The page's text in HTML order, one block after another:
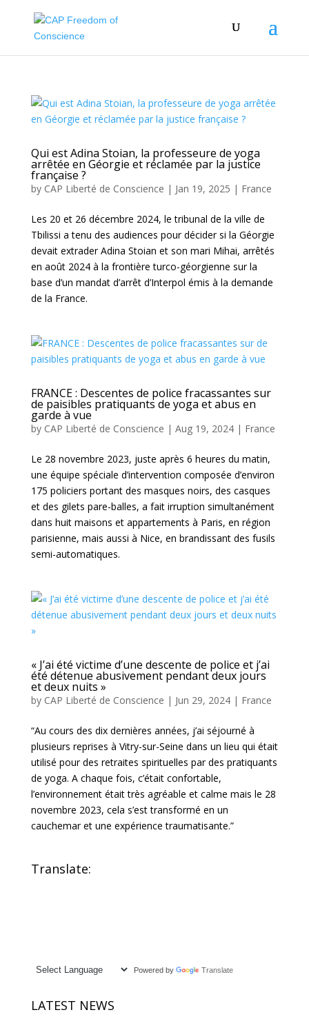
Qui est Adina Stoian, la professeure de yoga
arrêtée en Géorgie et réclamée par la justice
française ?
by CAP Liberté de Conscience | Jan 19, 2025 | France
Les 20 et 26 décembre 2024, le tribunal de la ville de
Tbilissi a tenu des audiences pour décider si la Géorgie
devait extrader Adina Stoian et son mari Mihai, arrêtés
en août 2024 à la frontière turco-géorgienne sur la
base d’un mandat d’arrêt d’Interpol émis à la demande
de la France.
FRANCE : Descentes de police fracassantes sur
de paisibles pratiquants de yoga et abus en
garde à vue
by CAP Liberté de Conscience | Aug 19, 2024| France
Le 28 novembre 2023, juste après 6 heures du matin,
une équipe spéciale d’intervention composée d’environ
175 policiers portant des masques noirs, des casques
et des gilets pare-balles, a fait irruption simultanément
dans huit maisons et appartements à Paris, en région
parisienne, mais aussi à Nice, en brandissant des fusils
semi-automatiques.
« J’ai été victime d’une descente de police et j’ai
été détenue abusivement pendant deux jours
et deux nuits »
by CAP Liberté de Conscience | Jun 29, 2024| France
“Au cours des dix dernières années, j’ai séjourné à
plusieurs reprises à Vitry-sur-Seine dans un lieu qui était
utilisé pour des retraites spirituelles par des pratiquants
de yoga. A chaque fois, c’était confortable,
l’environnement était très agréable et calme mais le 28
novembre 2023, cela s’est transformé en un
cauchemar et une expérience traumatisante.”
Translate:
Powered by Translate
LATEST NEWS